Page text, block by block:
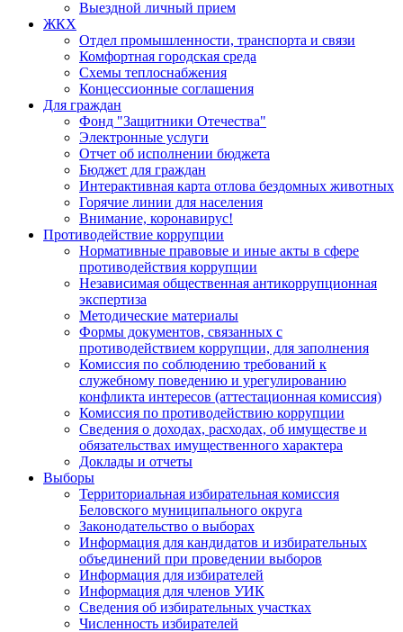
Выездной личный прием
ЖКХ
Отдел промышленности, транспорта и связи
Комфортная городская среда
Схемы теплоснабжения
Концессионные соглашения
Для граждан
Фонд "Защитники Отечества"
Электронные услуги
Отчет об исполнении бюджета
Бюджет для граждан
Интерактивная карта отлова бездомных животных
Горячие линии для населения
Внимание, коронавирус!
Противодействие коррупции
Нормативные правовые и иные акты в сфере
противодействия коррупции
Независимая общественная антикоррупционная
экспертиза
Методические материалы
Формы документов, связанных с
противодействием коррупции, для заполнения
Комиссия по соблюдению требований к
служебному поведению и урегулированию
конфликта интересов (аттестационная комиссия)
Комиссия по противодействию коррупции
Сведения о доходах, расходах, об имуществе и
обязательствах имущественного характера
Доклады и отчеты
Выборы
Территориальная избирательная комиссия
Беловского муниципального округа
Законодательство о выборах
Информация для кандидатов и избирательных
объединений при проведении выборов
Информация для избирателей
Информация для членов УИК
Сведения об избирательных участках
Численность избирателей